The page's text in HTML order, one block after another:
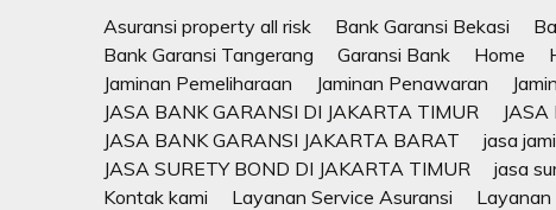
Asuransi property all risk Bank Garansi Bekasi
Bank Garansi Tangerang
Garansi Bank Home
Jaminan Pemeliharaan
Jaminan Penawaran
JASA BANK GARANSI DI JAKARTA TIMUR
JASA BANK GARANSI JAKARTA BARAT
jasa
JASA SURETY BOND DI JAKARTA TIMUR
jasa
Kontak kami
Layanan Service Asuransi Layanan